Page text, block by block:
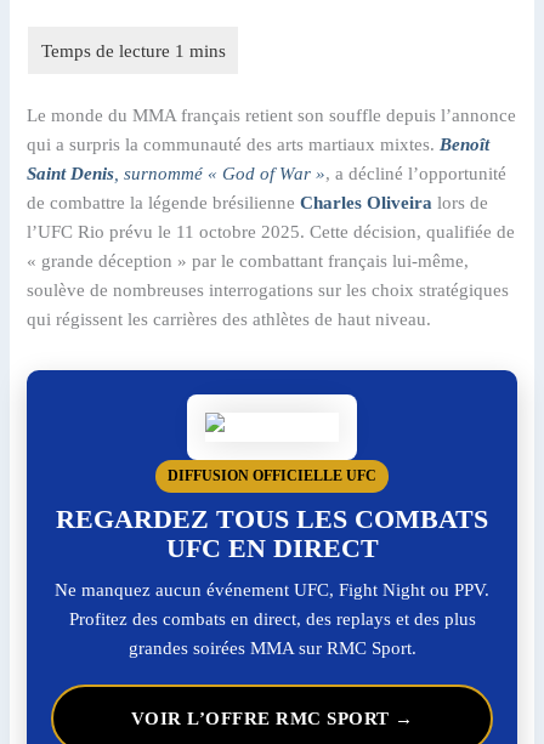
Le monde du MMA français retient son souffle depuis l’annonce
qui a surpris la communauté des arts martiaux mixtes. Benoît
Saint Denis , surnommé « God of War », a décliné l’opportunité
de combattre la légende brésilienneCharles Oliveira lors de
l’UFC Rio prévu le 11 octobre 2025. Cette décision, qualifiée de
« grande déception » par le combattant français lui-même,
soulève de nombreuses interrogations sur les choix stratégiques
qui régissent les carrières des athlètes de haut niveau.
DIFFUSION OFFICIELLE UFC
REGARDEZ TOUS LES COMBATS
UFC EN DIRECT
Ne manquez aucun événement UFC, Fight Night ou PPV.
Profitez des combats en direct, des replays et des plus
grandes soirées MMA sur RMC Sport.
VOIR L’OFFRE RMC SPORT →